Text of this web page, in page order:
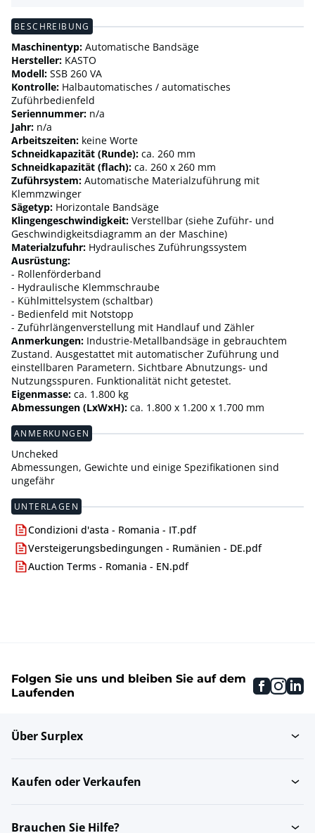
BESCHREIBUNG
Maschinentyp: Automatische Bandsäge
Hersteller: KASTO
Modell: SSB 260 VA
Kontrolle: Halbautomatisches / automatisches
Zuführbedienfeld
Seriennummer: n/a
Jahr: n/a
Arbeitszeiten: keine Worte
Schneidkapazität (Runde): ca. 260 mm
Schneidkapazität (flach): ca. 260 x 260 mm
Zuführsystem: Automatische Materialzuführung mit
Klemmzwinger
Sägetyp: Horizontale Bandsäge
Klingengeschwindigkeit: Verstellbar (siehe Zuführ- und
Geschwindigkeitsdiagramm an der Maschine)
Materialzufuhr: Hydraulisches Zuführungssystem
Ausrüstung:
- Rollenförderband
- Hydraulische Klemmschraube
- Kühlmittelsystem (schaltbar)
- Bedienfeld mit Notstopp
- Zuführlängenverstellung mit Handlauf und Zähler
Anmerkungen: Industrie-Metallbandsäge in gebrauchtem
Zustand. Ausgestattet mit automatischer Zuführung und
einstellbaren Parametern. Sichtbare Abnutzungs- und
Nutzungsspuren. Funktionalität nicht getestet.
Eigenmasse: ca. 1.800 kg
Abmessungen (LxWxH): ca. 1.800 x 1.200 x 1.700 mm
ANMERKUNGEN
Uncheked
Abmessungen, Gewichte und einige Spezifikationen sind
ungefähr
UNTERLAGEN
Condizioni d'asta - Romania - IT.pdf
Versteigerungsbedingungen - Rumänien - DE.pdf
Auction Terms - Romania - EN.pdf
Folgen Sie uns und bleiben Sie auf dem
Laufenden
Über Surplex
Kaufen oder Verkaufen
Brauchen Sie Hilfe?